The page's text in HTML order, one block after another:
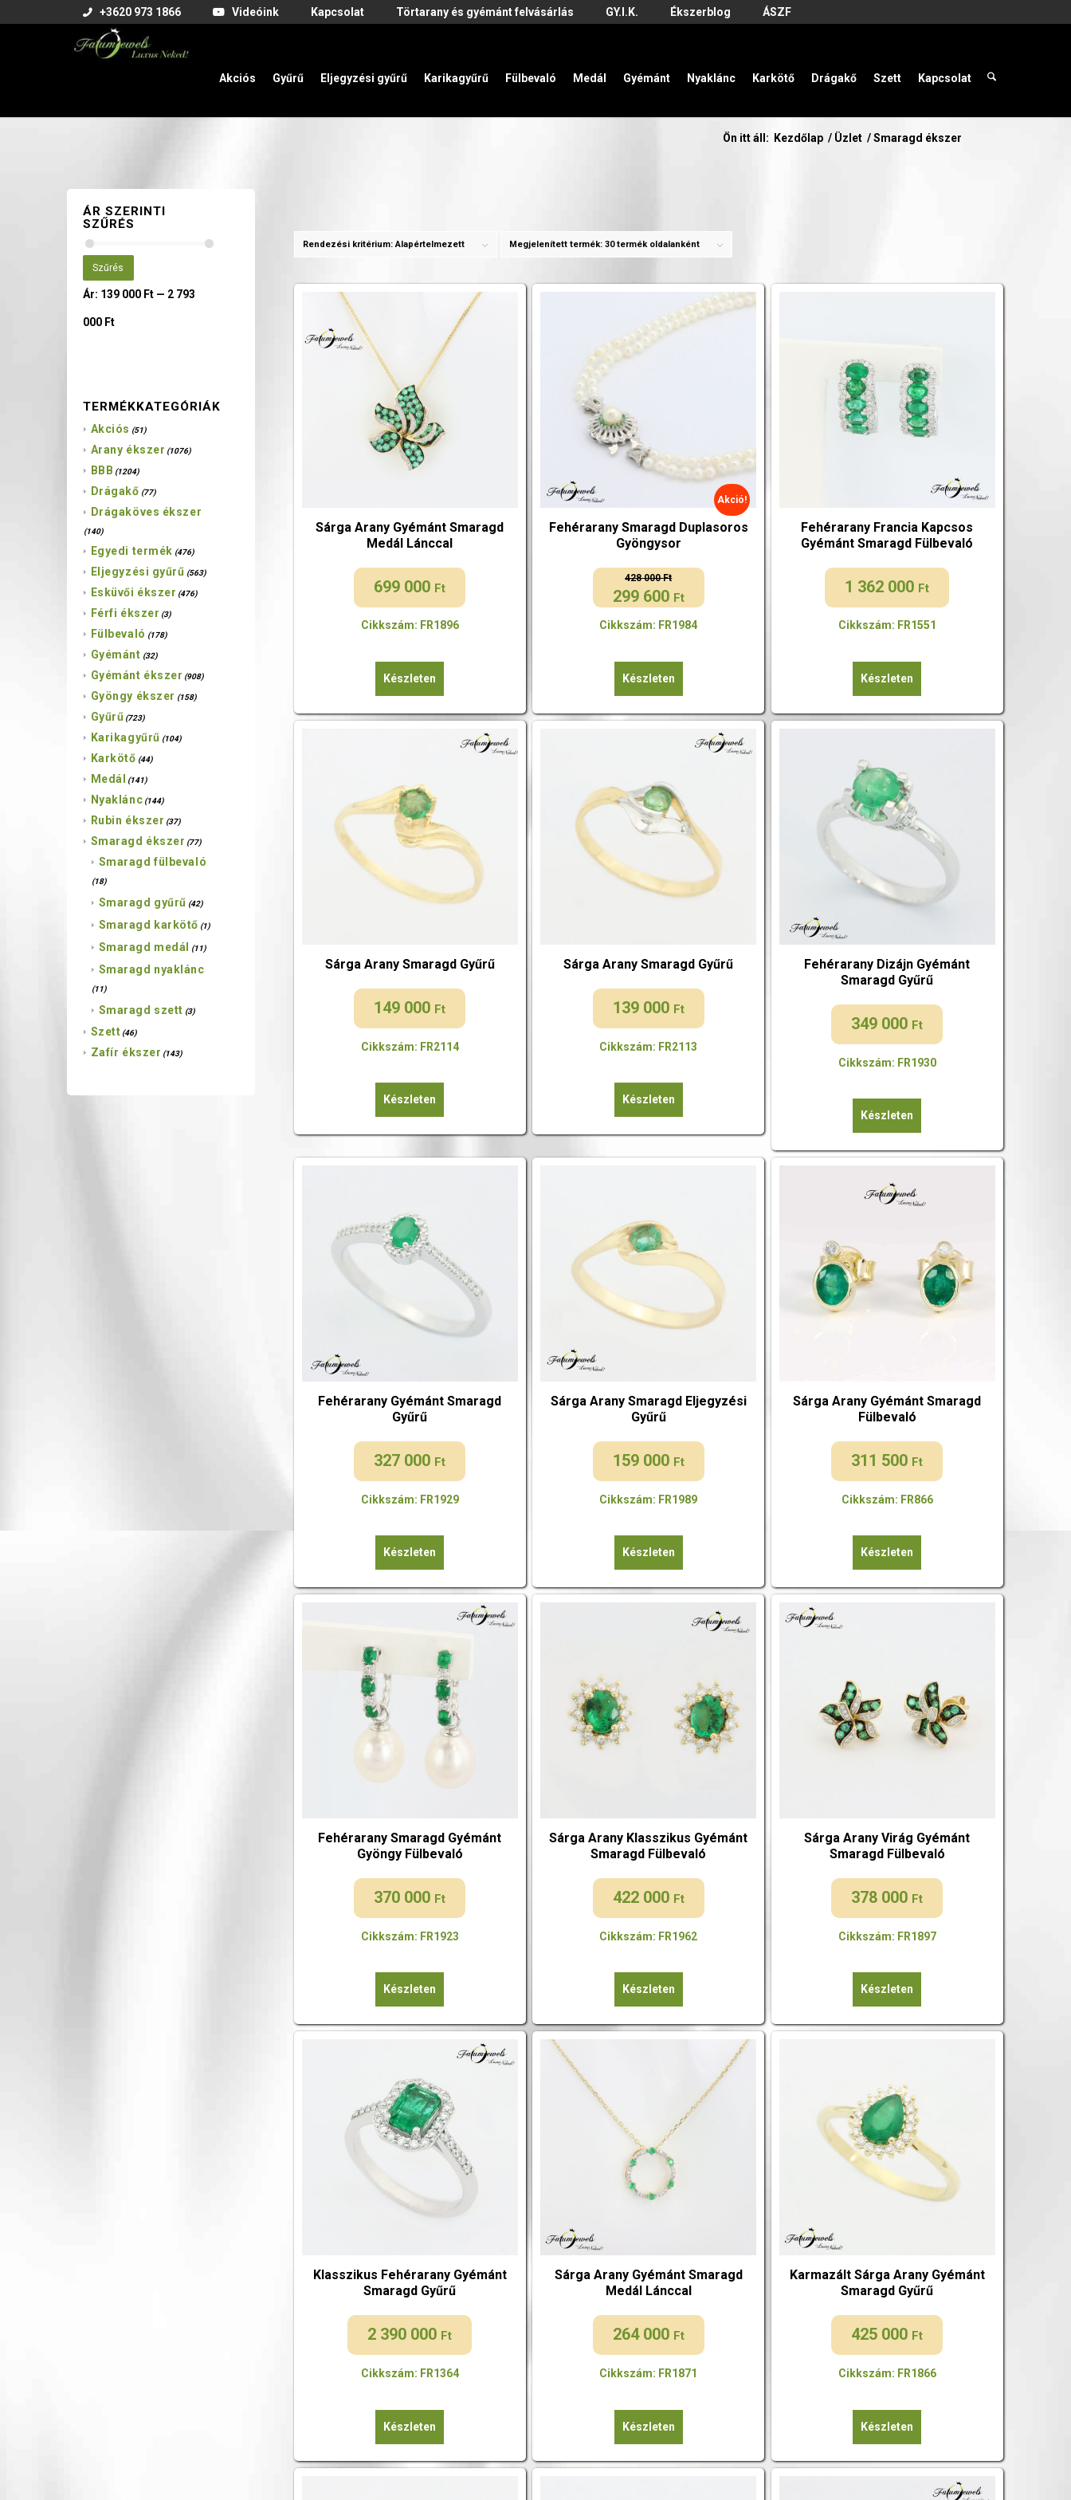
+3620 973 1866 Videóink Kapcsolat Törtarany és gyémánt felvásárlás GY.I.K. Ékszerblog ÁSZF
Akciós Gyűrű Eljegyzési gyűrű Karikagyűrű Fülbevaló Medál Gyémánt Nyaklánc Karkötő Drágakő Szett Kapcsolat
Ön itt áll: Kezdőlap / Üzlet / Smaragd ékszer
Rendezési kritérium:Alapértelmezett Megjelenített termék: 30 termék oldalanként
Sárga Arany Gyémánt Smaragd
Medál Lánccal
699 000 Ft
Cikkszám: FR1896
Készleten
Fehérarany Smaragd Duplasoros
Gyöngysor
428 000Ft
Original
was:
000 Ft.
299 600 Ft
Current
is:
600 Ft.
Akció!
Cikkszám: FR1984
Készleten
Fehérarany Francia Kapcsos
Gyémánt Smaragd Fülbevaló
1 362 000 Ft
Cikkszám: FR1551
Készleten
Sárga Arany Smaragd Gyűrű
149 000 Ft
Cikkszám: FR2114
Készleten
Sárga Arany Smaragd Gyűrű
139 000 Ft
Cikkszám: FR2113
Készleten
Fehérarany Dizájn Gyémánt
Smaragd Gyűrű
349 000 Ft
Cikkszám: FR1930
Készleten
Fehérarany Gyémánt Smaragd
Gyűrű
327 000 Ft
Cikkszám: FR1929
Készleten
Sárga Arany Smaragd Eljegyzési
Gyűrű
159 000 Ft
Cikkszám: FR1989
Készleten
Sárga Arany Gyémánt Smaragd
Fülbevaló
311 500 Ft
Cikkszám: FR866
Készleten
Fehérarany Smaragd Gyémánt
Gyöngy Fülbevaló
370 000 Ft
Cikkszám: FR1923
Készleten
Sárga Arany Klasszikus Gyémánt
Smaragd Fülbevaló
422 000 Ft
Cikkszám: FR1962
Készleten
Sárga Arany Virág Gyémánt
Smaragd Fülbevaló
378 000 Ft
Cikkszám: FR1897
Készleten
Klasszikus Fehérarany Gyémánt
Smaragd Gyűrű
2 390 000 Ft
Cikkszám: FR1364
Készleten
Sárga Arany Gyémánt Smaragd
Medál Lánccal
264 000 Ft
Cikkszám: FR1871
Készleten
Karmazált Sárga Arany Gyémánt
Smaragd Gyűrű
425 000 Ft
Cikkszám: FR1866
Készleten
ÁR SZERINTI
SZŰRÉS
Szűrés
Ár: 139 000 Ft— 2 793
000 Ft
TERMÉKKATEGÓRIÁK
Akciós (51)
Arany ékszer (1076)
BBB (1204)
Drágakő (77)
Drágaköves ékszer
(140)
Egyedi termék (476)
Eljegyzési gyűrű (563)
Esküvői ékszer (476)
Férfi ékszer (3)
Fülbevaló (178)
Gyémánt (32)
Gyémánt ékszer (908)
Gyöngy ékszer (158)
Gyűrű (723)
Karikagyűrű (104)
Karkötő (44)
Medál (141)
Nyaklánc (144)
Rubin ékszer (37)
Smaragd ékszer (77)
Smaragd fülbevaló
(18)
Smaragd gyűrű (42)
Smaragd karkötő (1)
Smaragd medál (11)
Smaragd nyaklánc
(11)
Smaragd szett (3)
Szett (46)
Zafír ékszer (143)